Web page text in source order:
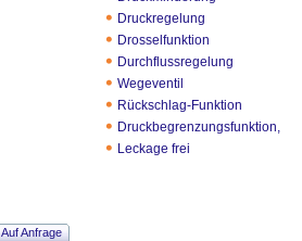
Druckregelung
Drosselfunktion
Durchflussregelung
Wegeventil
Rückschlag-Funktion
Druckbegrenzungsfunktion,
Leckage frei
Auf Anfrage